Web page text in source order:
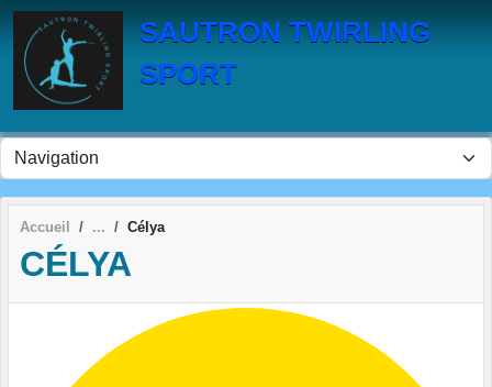
SAUTRON TWIRLING
SPORT
Accueil Célya
CÉLYA
Panneau de gestion des cookies